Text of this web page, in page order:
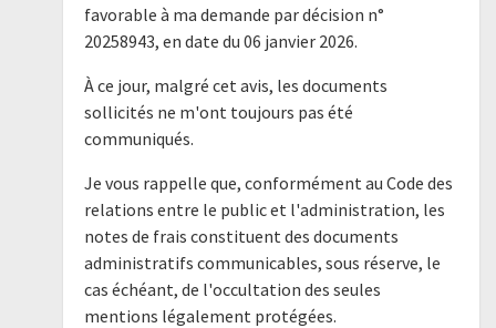
favorable à ma demande par décision n°
20258943, en date du 06 janvier 2026.
À ce jour, malgré cet avis, les documents
sollicités ne m'ont toujours pas été
communiqués.
Je vous rappelle que, conformément au Code des
relations entre le public et l'administration, les
notes de frais constituent des documents
administratifs communicables, sous réserve, le
cas échéant, de l'occultation des seules
mentions légalement protégées.